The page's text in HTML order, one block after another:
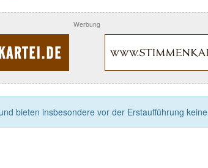
Werbung
bieten insbesondere vor der Erstaufführung